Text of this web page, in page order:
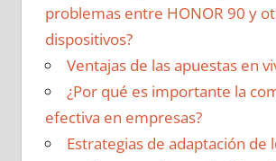
problemas entre HONOR 90 y
dispositivos?
Ventajas de las apuestas en
¿Por qué es importante la
efectiva en empresas?
Estrategias de adaptación de